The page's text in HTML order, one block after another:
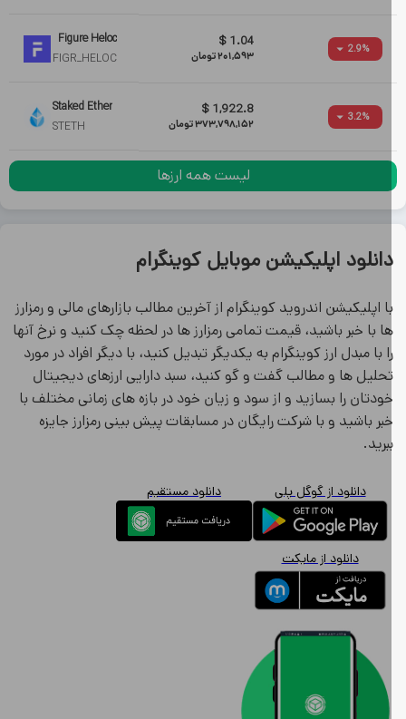
2.9
1.04
$
201,593تومان
Figure Heloc
FIGR_HELOC
3.2
1,922.8
$
373,798,152تومان
Staked Ether
STETH
لیست همه ارزها
اپلیکیشن موبایل کوینگرام
اپلیکیشن اندروید کوینگرام از آخرین مطالب بازارهای مالی و رمزارز
با خبر باشید، قیمت تمامی رمزارز ها در لحظه چک کنید و نرخ آنها
با مبدل ارز کوینگرام به یکدیگر تبدیل کنید، با دیگر افراد در مورد
ها و مطالب گفت و گو کنید، سبد دارایی ارزهای دیجیتال
را بسازید و از سود و زیان خود در بازه های زمانی مختلف با
باشید و با شرکت رایگان در مسابقات پیش بینی رمزارز جایزه
دانلود از گوگل پلی دانلود مستقیم
دانلود از مایکت